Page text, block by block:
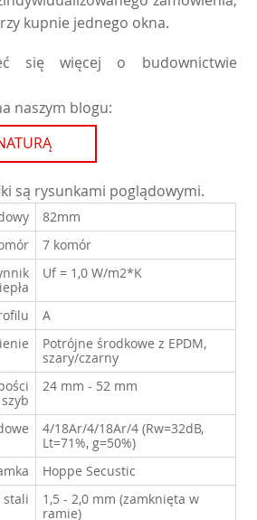
kupnie jednego okna.
się więcej o budownictwie
naszym blogu:
są rysunkami poglądowymi.
82mm
7 komór
Uf = 1,0 W/m2*K
A
Potrójne środkowe z EPDM,
szary/czarny
24 mm - 52 mm
4/18Ar/4/18Ar/4 (Rw=32dB,
Lt=71%, g=50%)
Hoppe Secustic
stali
1,5 - 2,0 mm (zamknięta w
ramie)